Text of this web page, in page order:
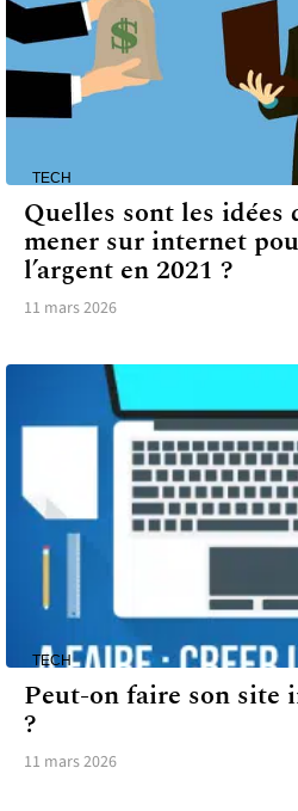
TECH
Quelles sont les idées
mener sur internet
l’argent en 2021 ?
11 mars 2026
TECH
Peut-on faire son site
?
11 mars 2026